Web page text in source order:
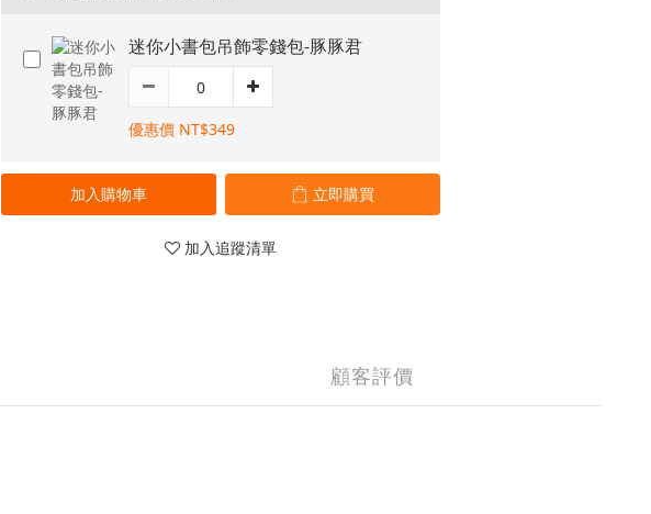
迷你小書包吊飾零錢包-豚豚君
優惠價 NT$349
加入購物車 立即購買
加入追蹤清單
顧客評價